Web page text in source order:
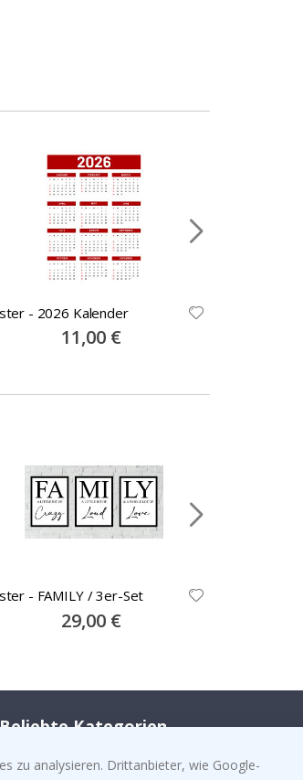
- 2026 Kalender
Special
Price
11,00 €
- FAMILY / 3er-Set
Special
Price
29,00 €
Kategorien
zu analysieren. Drittanbieter, wie Google-